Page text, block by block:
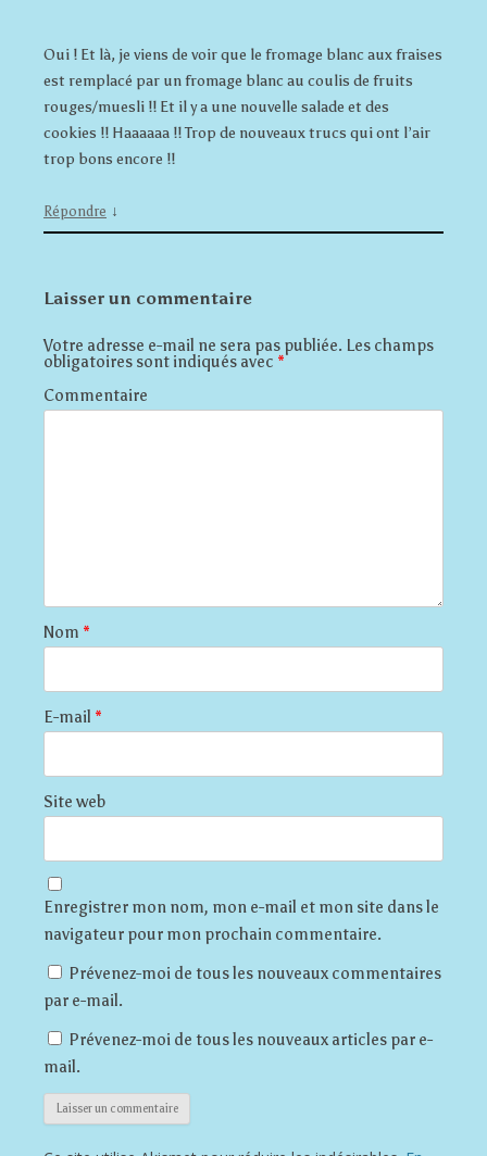
Oui ! Et là, je viens de voir que le fromage blanc aux fraises
est remplacé par un fromage blanc au coulis de fruits
rouges/muesli !! Et il y a une nouvelle salade et des
cookies !! Haaaaaa !! Trop de nouveaux trucs qui ont l’air
trop bons encore !!
Répondre ↓
Laisser un commentaire
Votre adresse e-mail ne sera pas publiée. Les champs
obligatoires sont indiqués avec *
Commentaire
Nom *
E-mail *
Site web
Enregistrer mon nom, mon e-mail et mon site dans le
navigateur pour mon prochain commentaire.
Prévenez-moi de tous les nouveaux commentaires
par e-mail.
Prévenez-moi de tous les nouveaux articles par e-
mail.